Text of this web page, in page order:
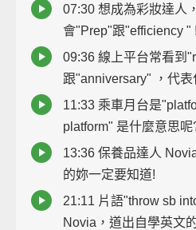
07:30 想成為彩妝達人
會"Prep"跟"efficiency " !
09:36 線上平台常看到
跟"anniversary" ，代
11:33 乘車月台是
platform" 是什麼意思呢
13:36 保養品達人
的妳一定要知道!
21:11 片語"throw sb
Novia，道出自學英文